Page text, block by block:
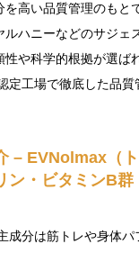
高い品質管理のもと
ルハニーなどのサジェ
性や科学的根拠が選ば
定工場で徹底した品質
– EVNolmax（
ン・ビタミンB群
成分は筋トレや身体パ